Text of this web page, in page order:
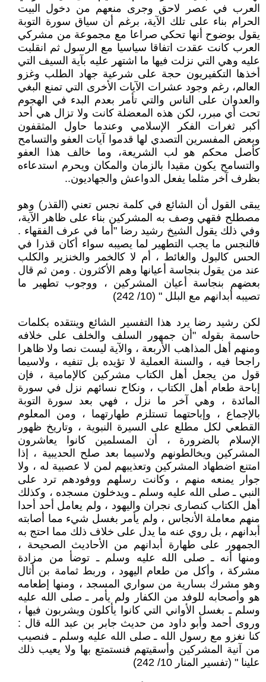
العرب في عصر لاحق وجرى منعهم من دخول البيت
الحرام بناء على تلك الآية، برغم أن سياق سورة التوبة
يقول بوضوح أنها تحكي صراعا مع مجموعة من مشركي
العرب كانت عقدت اتفاقا سياسيا مع الرسول ثم انقلبت
عليه وهي التي نزلت فيها ما اشتهر عليه بآية السيف التي
أخذها التكفيريون حجة على شرعية جهاد الطلب وغزو
العالم، رغم وجود عشرات الآيات الأخرى التي تمنع البغي
والعدوان على الناس والتي تأمر بعدم البدء في الهجوم
تحت أي مبرر، لكن هذه المعضلة كانت ولا تزال هي أحد
أكبر ثغرات الفكر الإسلامي وعندما حاول المثقفون
وبعض المفسرين التصدي لها قدموا آيات العفو والتسامح
كأصل محكم هو لب الشريعة، وما خالف هذا العفو
والتسامح يكون مقيدا بالزمان والمكان ويحرم استدعاءه
بظرف آخر مثلما يفعل الدواعش والجهاديون..
يبقى القول أن الشائع في كلمة نجس تعني (القذر) وهو
مصطلح فقهي وصف به المشركين بناء على ظاهر الآية،
وفي ذلك يقول الشيخ رشيد رضا "أما في عرف الفقهاء .
فالنجس ما يجب التطهير لما يصيبه سواء أكان قذرا في
الحس كالبول والغائط ، أم لا كالخمر والخنزير والكلب
عند من يقول بنجاسة أعيانها وهم الأكثرون . ومن ثم قال
بعضهم بنجاسة أعيان المشركين ، ووجوب تطهير ما
تصيبه أبدانهم مع البلل " (10/ 242)
لكن رشيد رضا يرد هذا التفسير الشائع وينتقده بكلمات
حاسمة بقوله "أن جمهور السلف والخلف على خلافه
ومنهم أهل المذاهب الأربعة ، والآية ليست نصا ولا ظاهرا
راجحا فيه ، والسنة العملية لا تؤيده بل تنفيه ، ولاسيما
قول من يجعل أهل الكتاب مشركين كالإمامية ، فإن
إباحة طعام أهل الكتاب ، ونكاح نسائهم نزل في سورة
المائدة ، وهي آخر ما نزل ، فهي بعد سورة التوبة
بالإجماع ، وإباحتهما تستلزم طهارتهما ، ومن المعلوم
القطعي لكل مطلع على السيرة النبوية ، وتاريخ ظهور
الإسلام بالضرورة ، أن المسلمين كانوا يعاشرون
المشركين ويخالطونهم ولاسيما بعد صلح الحديبية ، إذا
امتنع اضطهاد المشركين وتعذيبهم لمن لا عصبية له ، ولا
جوار يمنعه منهم ، وكانت رسلهم ووفودهم ترد على
النبي ـ صلى الله عليه وسلم ـ ويدخلون مسجده ، وكذلك
أهل الكتاب كنصارى نجران واليهود ، ولم يعامل أحد أحدا
منهم معاملة الأنجاس ، ولم يأمر بغسل شيء مما أصابته
أبدانهم ، بل روي عنه ما يدل على خلاف ذلك مما احتج به
الجمهور على طهارة أبدانهم من الأحاديث الصحيحة ،
ومنها أنه ـ صلى الله عليه وسلم ـ توضأ من مزادة
مشركة ، وأكل من طعام اليهود ، وربط ثمامة بن أثال
وهو مشرك بسارية من سواري المسجد ، ومنها إطعامه
هو وأصحابه للوفد من الكفار ولم يأمر ـ صلى الله عليه
وسلم ـ بغسل الأواني التي كانوا يأكلون ويشربون فيها ،
وروى أحمد وأبو داود من حديث جابر بن عبد الله قال :
كنا نغزو مع رسول الله ـ صلى الله عليه وسلم ـ فنصيب
من آنية المشركين وأسقيتهم فنستمتع بها ولا يعيب ذلك
علينا " (تفسير المنار 10/ 242)